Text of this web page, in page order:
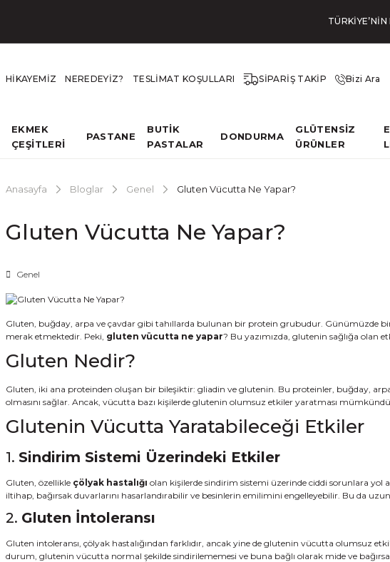
HİKAYEMİZ NEREDEYİZ? TESLİMAT KOŞULLARI SİPARİŞ TAKİP Bizi Ara
EKMEK
ÇEŞİTLERİ
PASTANE
BUTİK
PASTALAR
DONDURMA
GLÜTENSİZ
ÜRÜNLER
Anasayfa Bloglar Genel Gluten Vücutta Ne Yapar?
Gluten Vücutta Ne Yapar?
Genel
Gluten, buğday, arpa ve çavdar gibi tahıllarda bulunan bir protein grubudur. Günümüzde
merak etmektedir. Peki, gluten vücutta ne yapar? Bu yazımızda, glutenin sağlığa olan
Gluten Nedir?
Gluten, iki ana proteinden oluşan bir bileşiktir: gliadin ve glutenin. Bu proteinler, buğday,
olmasını sağlar. Ancak, vücutta bazı kişilerde glutenin olumsuz etkiler yaratması
Glutenin Vücutta Yaratabileceği Etkiler
1. Sindirim Sistemi Üzerindeki Etkiler
Gluten, özellikle çölyak hastalığı olan kişilerde sindirim sistemi üzerinde ciddi sorunlara yol
iltihap, bağırsak duvarlarını hasarlandırabilir ve besinlerin emilimini engelleyebilir. Bu da
2. Gluten İntoleransı
Gluten intoleransı, çölyak hastalığından farklıdır, ancak yine de glutenin vücutta olumsuz
durum, glutenin vücutta normal şekilde sindirilememesi ve buna bağlı olarak mide ve